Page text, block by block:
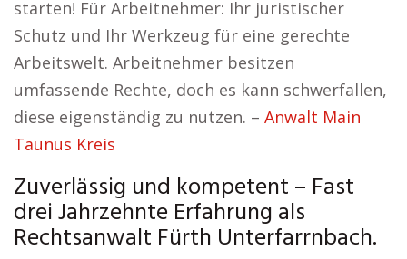
starten! Für Arbeitnehmer: Ihr juristischer
Schutz und Ihr Werkzeug für eine gerechte
Arbeitswelt. Arbeitnehmer besitzen
umfassende Rechte, doch es kann schwerfallen,
diese eigenständig zu nutzen. – Anwalt Main
Taunus Kreis
Zuverlässig und kompetent – Fast
drei Jahrzehnte Erfahrung als
Rechtsanwalt Fürth Unterfarrnbach.